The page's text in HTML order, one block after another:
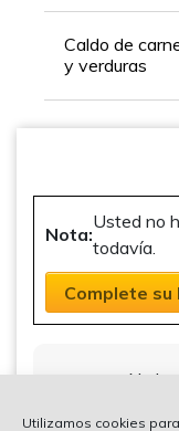
Utilizamos cookies
Caldo de
y verduras
Nota:
Usted no
todavía.
Complete su
No